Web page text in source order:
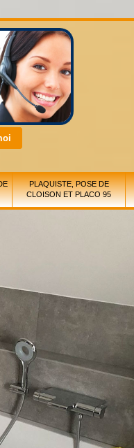
PLAQUISTE, POSE DE
CLOISON ET PLACO 95